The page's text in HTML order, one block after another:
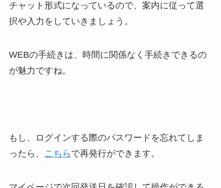
チャット形式になっているので、案内に従って選
択や入力をしていきましょう。
WEBの手続きは、時間に関係なく手続きできるの
が魅力ですね。
もし、ログインする際のパスワードを忘れてしま
ったら、
こちら で再発行ができます。